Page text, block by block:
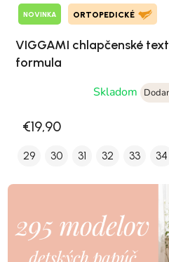
NOVINKA ORTOPEDICKÉ
VIGGAMI chlapčenské
formula
Skladom
€19,90
29 30 31 32 33 34